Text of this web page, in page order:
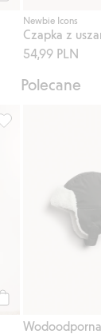
Newbie Icons
Czapka z
54,99 PLN
Polecane
Sukienka z